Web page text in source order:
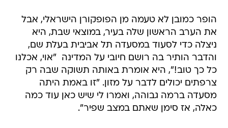
הופר כמובן לא טעמה מן הפופקורן הישראלי, אבל
את הערב הראשון שלה בעיר, במוצאי שבת, היא
ניצלה כדי לסעוד במסעדה תל אביבית בעלת שם,
והדבר הותיר בה רושם חיובי על המדינה  "אוי, אכלנו
כל כך טוב!", היא אומרת באותה תשוקה שבה רק
צרפתים יכולים לדבר על מזון. "זו באמת היתה
מסעדה ברמה גבוהה, ואמרו לי שיש כאן עוד כמה
כאלה, אז סימן שאתם במצב שפיר".